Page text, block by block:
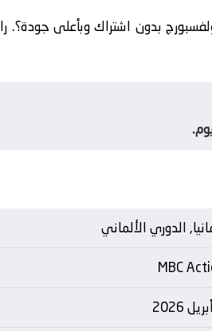
بدون اشتراك وبأعلى جودة؟.
الدوري الألماني
MBC